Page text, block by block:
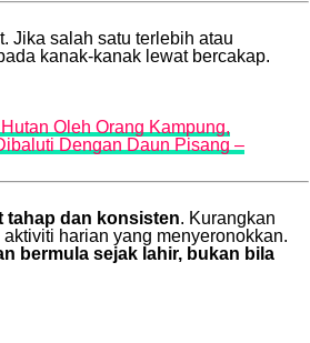
Jika salah satu terlebih atau
kanak-kanak lewat bercakap.
Oleh Orang Kampung,
Dengan Daun Pisang –
tahap dan konsisten. Kurangkan
harian yang menyeronokkan.
bermula sejak lahir, bukan bila